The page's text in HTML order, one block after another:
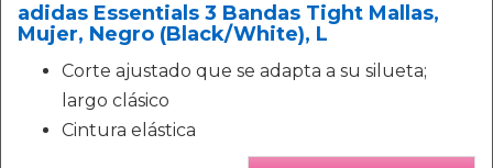
adidas Essentials 3 Bandas Tight Mallas,
Mujer, Negro (Black/White), L
Corte ajustado que se adapta a su silueta;
largo clásico
Cintura elástica